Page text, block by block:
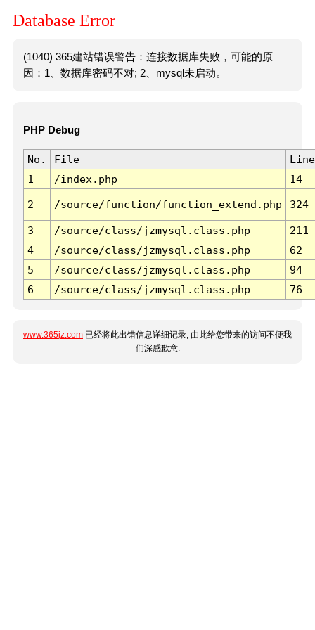
Database Error
(1040) 365建站错误警告：连接数据库失败，可能的原
因：1、数据库密码不对; 2、mysql未启动。
PHP Debug
No. File
Line
1
/index.php 14
2 /source/function/function_extend.php 324
3 /source/class/jzmysql.class.php
211
4
/source/class/jzmysql.class.php
62
5
/source/class/jzmysql.class.php
94
6
/source/class/jzmysql.class.php 76
www.365jz.com 已经将此出错信息详细记录, 由此给您带来的访问不便我
们深感歉意.